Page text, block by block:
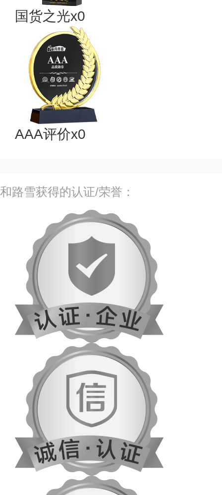
国货之光x0
AAA评价x0
和路雪获得的认证/荣誉：